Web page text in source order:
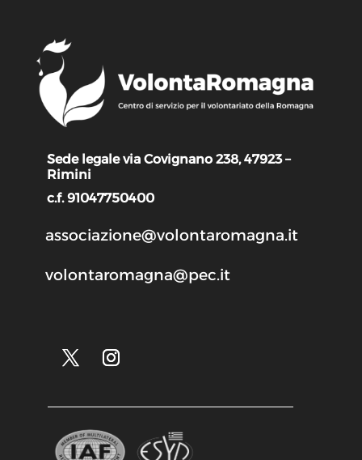
Sede legale via Covignano 238, 47923 –
Rimini
c.f. 91047750400
associazione@volontaromagna.it
volontaromagna@pec.it